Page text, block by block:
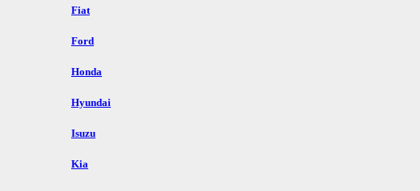
Fiat
Ford
Honda
Hyundai
Isuzu
Kia